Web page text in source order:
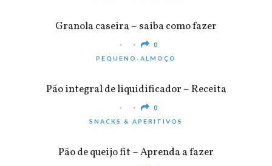
Granola caseira – saiba como fazer
0
PEQUENO-ALMOÇO
Pão integral de liquidificador – Receita
0
SNACKS & APERITIVOS
Pão de queijo fit – Aprenda a fazer